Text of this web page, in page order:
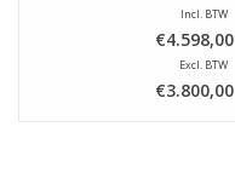
Incl. BTW
€4.598,00
Excl. BTW
€3.800,00